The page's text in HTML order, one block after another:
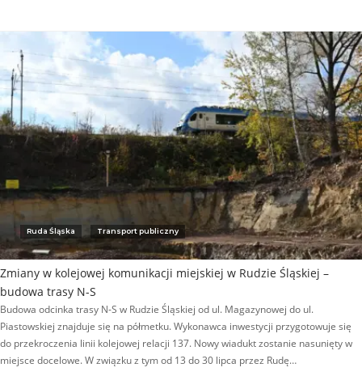
Ruda Śląska Transport publiczny
Zmiany w kolejowej komunikacji miejskiej w Rudzie Śląskiej –
budowa trasy N-S
Budowa odcinka trasy N-S w Rudzie Śląskiej od ul. Magazynowej do ul.
Piastowskiej znajduje się na półmetku. Wykonawca inwestycji przygotowuje się
do przekroczenia linii kolejowej relacji 137. Nowy wiadukt zostanie nasunięty w
miejsce docelowe. W związku z tym od 13 do 30 lipca przez Rudę…